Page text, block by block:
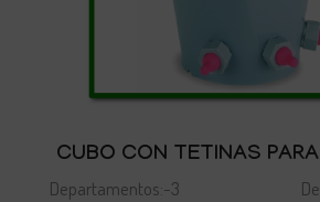
CUBO CON TETINAS
Departamentos:-3